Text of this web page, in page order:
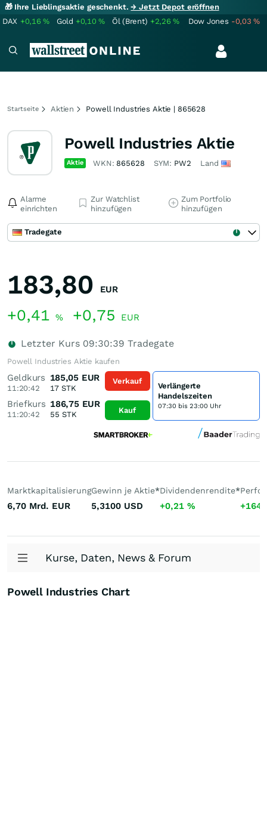
🎁 Ihre Lieblingsaktie geschenkt.→ Jetzt Depot eröffnen
DAX +0,16% Gold +0,10% Öl (Brent) +2,26% Dow Jones -0,03%
Startseite Aktien Powell Industries Aktie | 865628
Powell Industries Aktie
Aktie WKN: 865628 SYM: PW2 Land
Alarme
einrichten
Zur Watchlist
hinzufügen
Zum Portfolio
hinzufügen
Tradegate
183,80 EUR
+0,41 % +0,75 EUR
Letzter Kurs 09:30:39 Tradegate
Powell Industries Aktie kaufen
Geldkurs
11:20:42
185,05 EUR
17 STK
Briefkurs
11:20:42
186,75 EUR
55 STK
Verkauf
Kauf
Verlängerte
Handelszeiten
07:30 bis 23:00 Uhr
Marktkapitalisierung
6,70 Mrd. EUR
Gewinn je Aktie*
5,3100 USD
Dividendenrendite*
+0,21 %
Kurse, Daten, News & Forum
Powell Industries Chart